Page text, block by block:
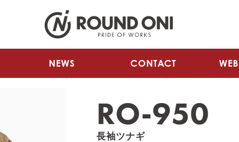
NEWS CONTACT
RO-950
長袖ツナギ